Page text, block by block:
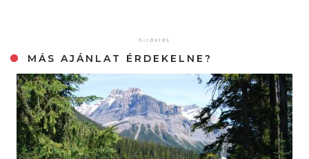
MÁS AJÁNLAT ÉRDEKELNE?